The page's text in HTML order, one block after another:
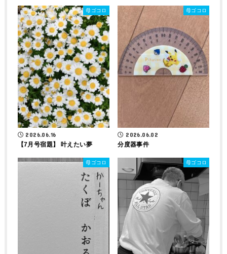
母ゴコロ
2026.06.16
【7月号宿題】 叶えたい夢
母ゴコロ
2026.06.02
分度器事件
母ゴコロ 母ゴコロ